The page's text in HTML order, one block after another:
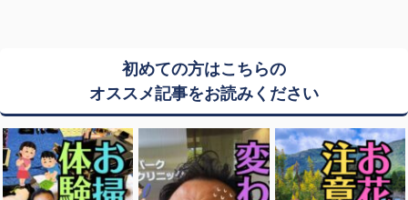
初めての方はこちらの
オススメ記事をお読みください